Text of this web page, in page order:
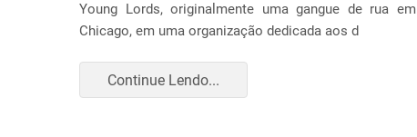
Young Lords, originalmente uma gangue de rua em
Chicago, em uma organização dedicada aos d
Continue Lendo...